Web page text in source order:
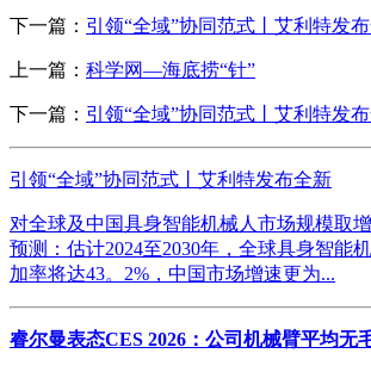
下一篇： 引领“全域”协同范式丨艾利特发
上一篇： 科学网—海底捞“针”
下一篇： 引领“全域”协同范式丨艾利特发
引领“全域”协同范式丨艾利特发布全新
对全球及中国具身智能机械人市场规模取
预测：估计2024至2030年，全球具身智能
加率将达43。2%，中国市场增速更为...
睿尔曼表态CES 2026：公司机械臂平均无